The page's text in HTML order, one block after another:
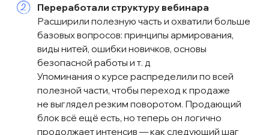
просто доработали с учетом
предстоящего вебинара:
Посадочная страница
Контент-планы
Креативы
Шаблоны автоматических
сообщений
Лид-магниты
Telegram-бот